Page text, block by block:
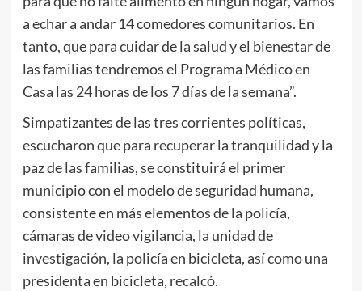
a echar a andar 14 comedores comunitarios. En
tanto, que para cuidar de la salud y el bienestar de
las familias tendremos el Programa Médico en
Casa las 24 horas de los 7 días de la semana”.
Simpatizantes de las tres corrientes políticas,
escucharon que para recuperar la tranquilidad y la
paz de las familias, se constituirá el primer
municipio con el modelo de seguridad humana,
consistente en más elementos de la policía,
cámaras de video vigilancia, la unidad de
investigación, la policía en bicicleta, así como una
presidenta en bicicleta, recalcó.